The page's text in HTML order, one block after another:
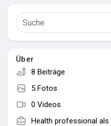
Entdecken Seiten
Über
8 Beiträge
5 Fotos
0 Videos
Health professional als